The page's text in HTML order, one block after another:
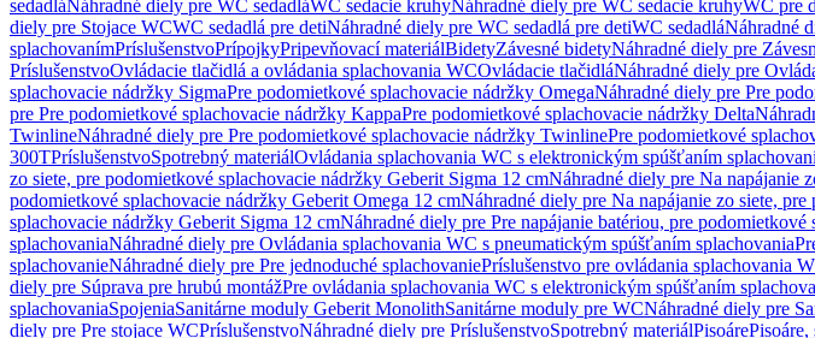
sedadláNáhradné diely pre WC sedadláWC sedacie kruhyNáhradné diely pre WC sedacie kruhyWC pre
diely pre Stojace WCWC sedadlá pre detiNáhradné diely pre WC sedadlá pre detiWC sedadláNáhradné
splachovanímPríslušenstvoPrípojkyPripevňovací materiálBidetyZávesné bidetyNáhradné diely pre
PríslušenstvoOvládacie tlačidlá a ovládania splachovania WCOvládacie tlačidláNáhradné diely pre
splachovacie nádržky SigmaPre podomietkové splachovacie nádržky OmegaNáhradné diely pre Pre
pre Pre podomietkové splachovacie nádržky KappaPre podomietkové splachovacie nádržky Delta
TwinlineNáhradné diely pre Pre podomietkové splachovacie nádržky TwinlinePre podomietkové
300TPríslušenstvoSpotrebný materiálOvládania splachovania WC s elektronickým spúšťaním
zo siete, pre podomietkové splachovacie nádržky Geberit Sigma 12 cmNáhradné diely pre Na napájanie
podomietkové splachovacie nádržky Geberit Omega 12 cmNáhradné diely pre Na napájanie zo siete,
splachovacie nádržky Geberit Sigma 12 cmNáhradné diely pre Pre napájanie batériou, pre
splachovaniaNáhradné diely pre Ovládania splachovania WC s pneumatickým spúšťaním splachovania
splachovanieNáhradné diely pre Pre jednoduché splachovaniePríslušenstvo pre ovládania splachovania
diely pre Súprava pre hrubú montážPre ovládania splachovania WC s elektronickým spúšťaním
splachovaniaSpojeniaSanitárne moduly Geberit MonolithSanitárne moduly pre WCNáhradné diely pre
diely pre Pre stojace WCPríslušenstvoNáhradné diely pre PríslušenstvoSpotrebný materiálPisoáre